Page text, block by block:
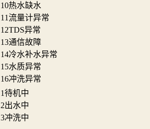
10热水缺水
11流量计异常
12TDS异常
13通信故障
14冷水补水异常
15水质异常
16冲洗异常
1待机中
2出水中
3冲洗中